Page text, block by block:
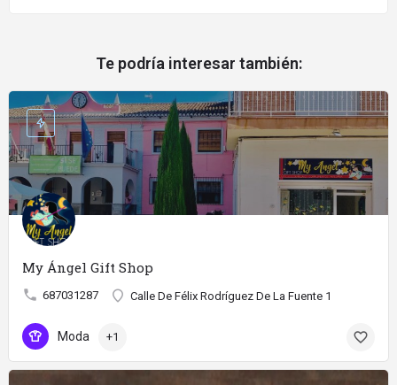
Te podría interesar también:
My Ángel Gift Shop
687031287 Calle De Félix Rodríguez De La Fuente 1
Moda +1